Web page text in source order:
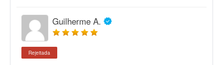
Guilherme A.
Rejeitada